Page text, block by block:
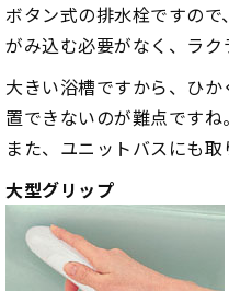
ボタン式の排水栓ですの
がみ込む必要がなく、ラク
大きい浴槽ですから、ひ
置できないのが難点ですね。
また、ユニットバスにも取
大型グリップ